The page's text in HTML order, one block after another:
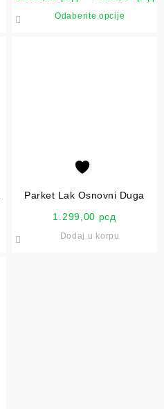
Odaberite opcije
Parket Lak Osnovni Duga
1.299,00 рсд
Dodaj u korpu